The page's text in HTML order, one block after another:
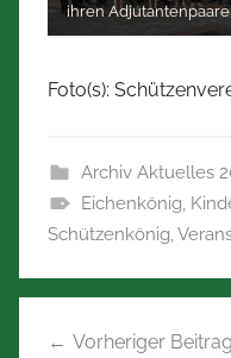
ihren
Foto(s):
Archiv Aktuelles
Eichenkönig,
Schützenkönig,
Vorheriger Beitrag